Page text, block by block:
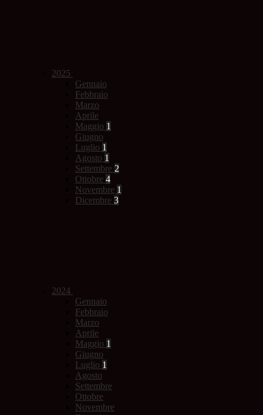
2025
Gennaio
Febbraio
Marzo
Aprile
Maggio 1
Giugno
Luglio 1
Agosto 1
Settembre 2
Ottobre 4
Novembre 1
Dicembre 3
2024
Gennaio
Febbraio
Marzo
Aprile
Maggio 1
Giugno
Luglio 1
Agosto
Settembre
Ottobre
Novembre